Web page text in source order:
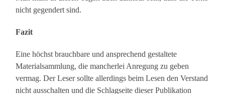
nicht gegendert sind.
Fazit
Eine höchst brauchbare und ansprechend gestaltete
Materialsammlung, die mancherlei Anregung zu geben
vermag. Der Leser sollte allerdings beim Lesen den Verstand
nicht ausschalten und die Schlagseite dieser Publikation